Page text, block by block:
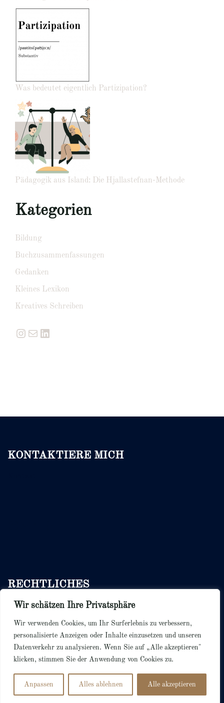
Wir schätzen Ihre Privatsphäre
Wir verwenden Cookies, um Ihr Surferlebnis zu verbessern,
personalisierte Anzeigen oder Inhalte einzusetzen und unseren
Datenverkehr zu analysieren. Wenn Sie auf „Alle akzeptieren"
klicken, stimmen Sie der Anwendung von Cookies zu.
Anpassen Alles ablehnen Alle akzeptieren
Was bedeutet eigentlich Partizipation?
Pädagogik aus Island: Die Hjallastefnan-Methode
Kategorien
Bildung
Buchzusammenfassungen
Gedanken
Kleines Lexikon
Kreatives Schreiben
Instagram
E-MailLinkedIn
KONTAKTIERE MICH
RECHTLICHES
Bedingungen & Konditionen
© 2026 Dotted Paper.